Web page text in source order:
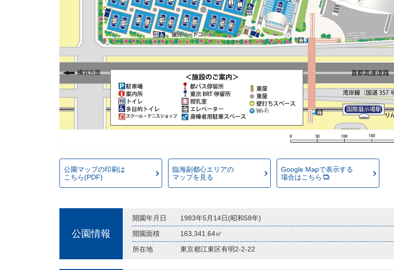
公園マップの印刷は
こちら(PDF)
臨海副都心エリアの
マップを見る
Google Mapで表示する
場合はこちら
公園情報
開園年月日
1983年5月14日(昭和58年)
開園面積
163,341.64㎡
所在地
東京都江東区有明2-2-22